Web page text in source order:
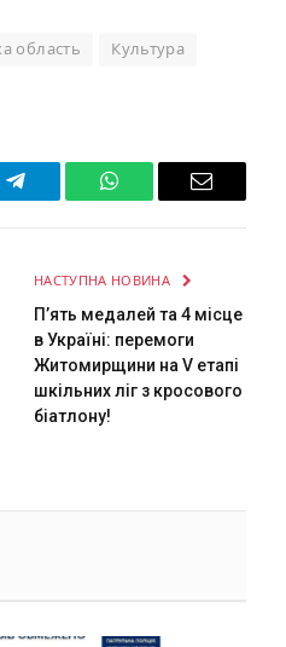
область Культура
Telegram WhatsAppEmail
НАСТУПНА НОВИНА
П’ять медалей та 4 місце
в Україні: перемоги
Житомирщини на V етапі
шкільних ліг з кросового
біатлону!